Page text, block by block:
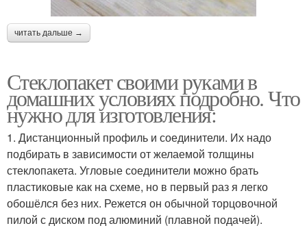
читать дальше →
Стеклопакет своими руками в
домашних условиях подробно. Что
нужно для изготовления:
1. Дистанционный профиль и соединители. Их надо
подбирать в зависимости от желаемой толщины
стеклопакета. Угловые соединители можно брать
пластиковые как на схеме, но в первый раз я легко
обошёлся без них. Режется он обычной торцовочной
пилой с диском под алюминий (плавной подачей).